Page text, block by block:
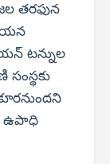
తరఫున
టన్నుల
ఉపాధి